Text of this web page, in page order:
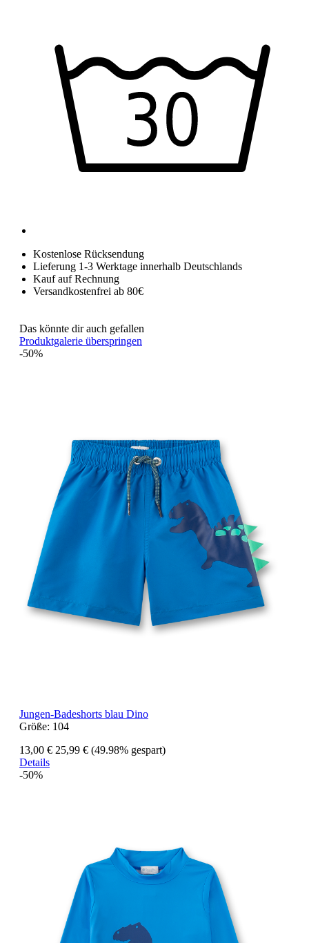
Kostenlose Rücksendung
Lieferung 1-3 Werktage innerhalb Deutschlands
Kauf auf Rechnung
Versandkostenfrei ab 80€
Das könnte dir auch gefallen
Produktgalerie überspringen
-50%
Jungen-Badeshorts blau Dino
Größe: 104
13,00 € 25,99 € (49.98% gespart)
Details
-50%